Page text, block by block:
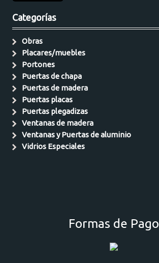
Categorías
Obras
Placares/muebles
Portones
Puertas de chapa
Puertas de madera
Puertas placas
Puertas plegadizas
Ventanas de madera
Ventanas y Puertas de aluminio
Vidrios Especiales
Formas de Pago